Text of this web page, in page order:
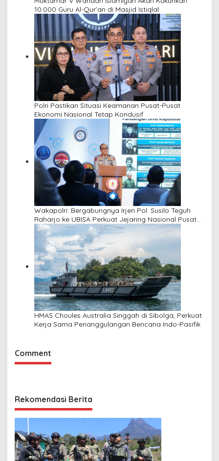
10.000 Guru Al-Qur’an di Masjid Istiqlal
Polri Pastikan Situasi Keamanan Pusat-Pusat
Ekonomi Nasional Tetap Kondusif
Wakapolri: Bergabungnya Irjen Pol. Susilo Teguh
Raharjo ke UBISA Perkuat Jejaring Nasional Pusat
Studi Kepolisian
HMAS Choules Australia Singgah di Sibolga, Perkuat
Kerja Sama Penanggulangan Bencana Indo-Pasifik
Comment
Rekomendasi Berita